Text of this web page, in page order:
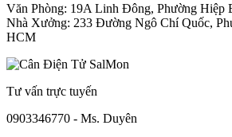
Văn Phòng: 19A Linh Đông, Phường Hiệp
Nhà Xưởng: 233 Đường Ngô Chí Quốc,
HCM
Tư vấn trực tuyến
0903346770 - Ms. Duyên